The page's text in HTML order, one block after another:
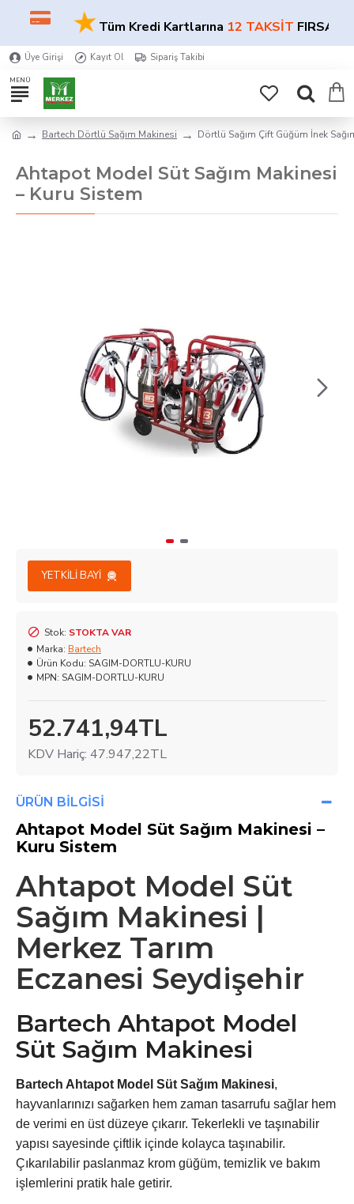
★Tüm Kredi Kartlarına12 TAKSİTFIRSATI!
Üye Girişi Kayıt Ol Sipariş Takibi
Bartech Dörtlü Sağım Makinesi Dörtlü Sağım Çift Güğüm İnek
Ahtapot Model Süt Sağım Makinesi
– Kuru Sistem
YETKILI BAYI
52.741,94TL
KDV Hariç: 47.947,22TL
Stok: STOKTA VAR
Marka: Bartech
Ürün Kodu: SAGIM-DORTLU-KURU
MPN: SAGIM-DORTLU-KURU
ÜRÜN BILGISI
Ahtapot Model Süt Sağım Makinesi –
Kuru Sistem
Ahtapot Model Süt
Sağım Makinesi |
Merkez Tarım
Eczanesi Seydişehir
Bartech Ahtapot Model
Süt Sağım Makinesi
Bartech Ahtapot Model Süt Sağım Makinesi,
hayvanlarınızı sağarken hem zaman tasarrufu sağlar hem
de verimi en üst düzeye çıkarır. Tekerlekli ve taşınabilir
yapısı sayesinde çiftlik içinde kolayca taşınabilir.
Çıkarılabilir paslanmaz krom güğüm, temizlik ve bakım
işlemlerini pratik hale getirir.